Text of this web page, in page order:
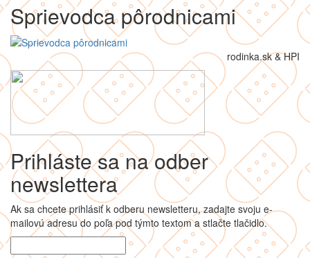
Sprievodca pôrodnicami
rodinka.sk & HPI
Prihláste sa na odber
newslettera
Ak sa chcete prihlásiť k odberu newsletteru, zadajte svoju e-
mailovú adresu do poľa pod týmto textom a stlačte tlačidlo.